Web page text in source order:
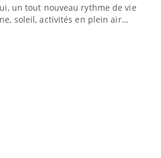
un tout nouveau rythme de vie !
soleil, activités en plein air…